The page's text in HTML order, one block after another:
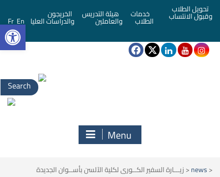
تحويل الطلاب
وقبول الانتساب خدمات
الطلاب
هيئة التدريس
والعاملين
الخريجون
والدراسات العليا En
Fr
Search
for:
Menu
<
news
<زيـــارة السفير الكــورى لكلية الآلسن بأســوان الجديدة